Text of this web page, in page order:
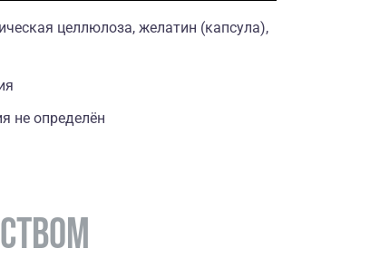
целлюлоза, желатин (капсула),
не определён